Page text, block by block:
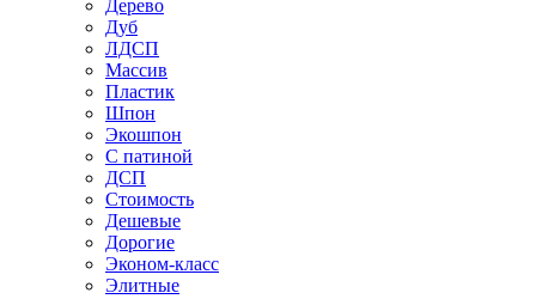
Дерево
Дуб
ЛДСП
Массив
Пластик
Шпон
Экошпон
С патиной
ДСП
Стоимость
Дешевые
Дорогие
Эконом-класс
Элитные